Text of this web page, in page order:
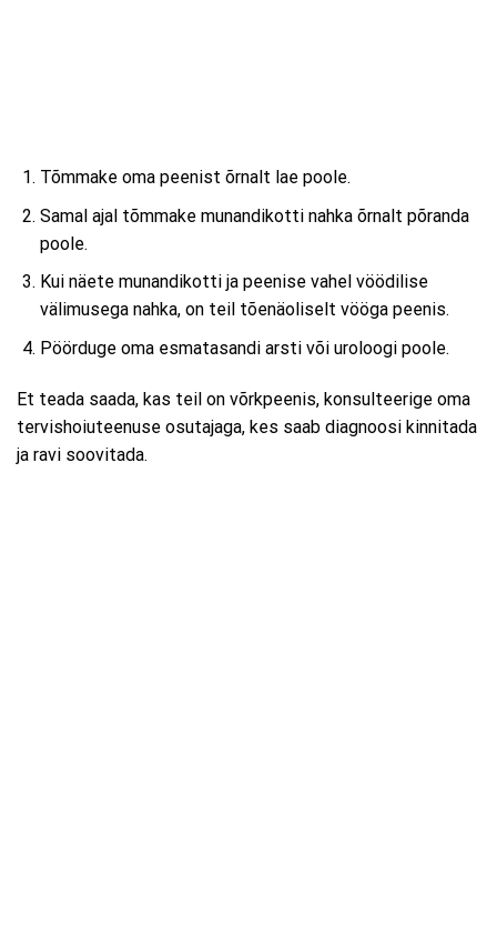
Tõmmake oma peenist õrnalt lae poole.
Samal ajal tõmmake munandikotti nahka õrnalt põranda
poole.
Kui näete munandikotti ja peenise vahel vöödilise
välimusega nahka, on teil tõenäoliselt vööga peenis.
Pöörduge oma esmatasandi arsti või uroloogi poole.
Et teada saada, kas teil on võrkpeenis, konsulteerige oma
tervishoiuteenuse osutajaga, kes saab diagnoosi kinnitada
ja ravi soovitada.